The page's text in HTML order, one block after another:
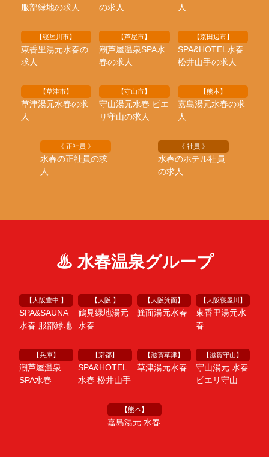
服部緑地の求人
の求人
人
【寝屋川市】
東香里湯元水春の
求人
【芦屋市】
潮芦屋温泉SPA水
春の求人
【京田辺市】
SPA&HOTEL水春
松井山手の求人
【草津市】
草津湯元水春の求
人
【守山市】
守山湯元水春 ピエ
リ守山の求人
【熊本】
嘉島湯元水春の求
人
《 正社員 》
水春の正社員の求
人
《 社員 》
水春のホテル社員
の求人
♨ 水春温泉グループ
【大阪豊中 】
SPA&SAUNA
水春 服部緑地
【大阪 】
鶴見緑地湯元
水春
【大阪箕面】
箕面湯元水春
【大阪寝屋川】
東香里湯元水
春
【兵庫】
潮芦屋温泉
SPA水春
【京都】
SPA&HOTEL
水春 松井山手
【滋賀草津】
草津湯元水春
【滋賀守山】
守山湯元 水春
ピエリ守山
【熊本】
嘉島湯元 水春